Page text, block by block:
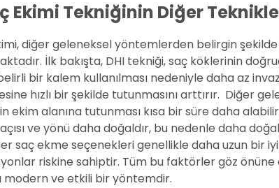
Ekimi Tekniğinin Diğer
diğer geleneksel yöntemlerden belirgin
İlk bakışta, DHI tekniği, saç köklerinin
bir kalem kullanılması nedeniyle daha az
hızlı bir şekilde tutunmasını arttırır. Diğer
ekim alanına tutunması kısa bir süre daha
ve yönü daha doğaldır, bu nedenle daha
saç ekme seçenekleri genellikle daha uzun bir
riskine sahiptir. Tüm bu faktörler göz önüne
modern ve etkili bir yöntemdir.